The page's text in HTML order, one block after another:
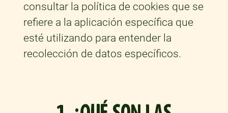
consultar la política de cookies que se
refiere a la aplicación específica que
esté utilizando para entender la
recolección de datos específicos.